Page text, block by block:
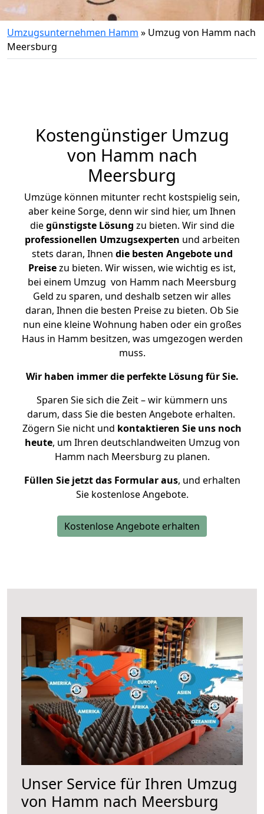
Umzugsunternehmen Hamm » Umzug von Hamm nach
Meersburg
Kostengünstiger Umzug
von Hamm nach
Meersburg
Umzüge können mitunter recht kostspielig sein,
aber keine Sorge, denn wir sind hier, um Ihnen
diegünstigste Lösung zu bieten. Wir sind die
professionellen Umzugsexperten und arbeiten
stets daran, Ihnen die besten Angebote und
Preisezu bieten. Wir wissen, wie wichtig es ist,
bei einem Umzug von Hamm nach Meersburg
Geld zu sparen, und deshalb setzen wir alles
daran, Ihnen die besten Preise zu bieten. Ob Sie
nun eine kleine Wohnung haben oder ein großes
Haus in Hamm besitzen, was umgezogen werden
muss.
Wir haben immer die perfekte Lösung für Sie.
Sparen Sie sich die Zeit – wir kümmern uns
darum, dass Sie die besten Angebote erhalten.
Zögern Sie nicht und kontaktieren Sie uns noch
heute, um Ihren deutschlandweiten Umzug von
Hamm nach Meersburg zu planen.
Füllen Sie jetzt das Formular aus, und erhalten
Sie kostenlose Angebote.
Kostenlose Angebote erhalten
Unser Service für Ihren Umzug
von Hamm nach Meersburg